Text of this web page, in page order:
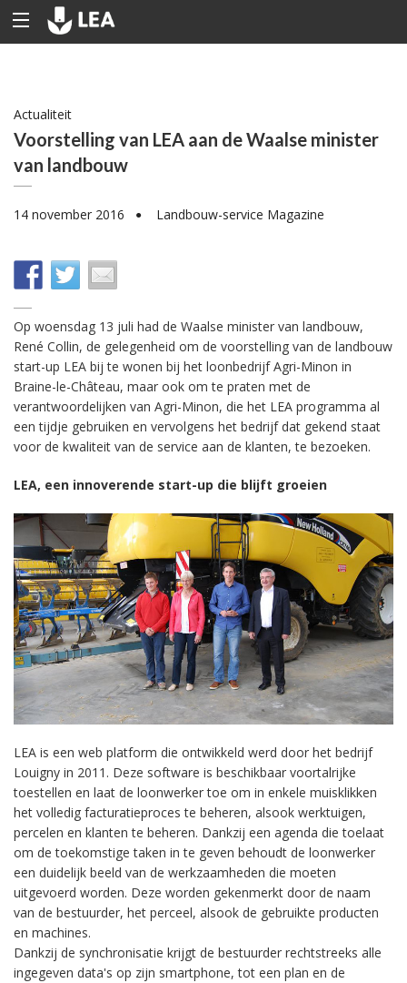
Actualiteit
Voorstelling van LEA aan de Waalse minister
van landbouw
14 november 2016 ● Landbouw-service Magazine
Op woensdag 13 juli had de Waalse minister van landbouw,
René Collin, de gelegenheid om de voorstelling van de landbouw
start-up LEA bij te wonen bij het loonbedrijf Agri-Minon in
Braine-le-Château, maar ook om te praten met de
verantwoordelijken van Agri-Minon, die het LEA programma al
een tijdje gebruiken en vervolgens het bedrijf dat gekend staat
voor de kwaliteit van de service aan de klanten, te bezoeken.
LEA, een innoverende start-up die blijft groeien
LEA is een web platform die ontwikkeld werd door het bedrijf
Louigny in 2011. Deze software is beschikbaar voortalrijke
toestellen en laat de loonwerker toe om in enkele muisklikken
het volledig facturatieproces te beheren, alsook werktuigen,
percelen en klanten te beheren. Dankzij een agenda die toelaat
om de toekomstige taken in te geven behoudt de loonwerker
een duidelijk beeld van de werkzaamheden die moeten
uitgevoerd worden. Deze worden gekenmerkt door de naam
van de bestuurder, het perceel, alsook de gebruikte producten
en machines.
Dankzij de synchronisatie krijgt de bestuurder rechtstreeks alle
ingegeven data's op zijn smartphone, tot een plan en de